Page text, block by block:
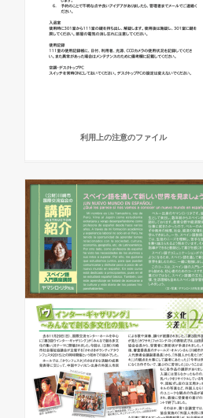
利用上の注意のファイル